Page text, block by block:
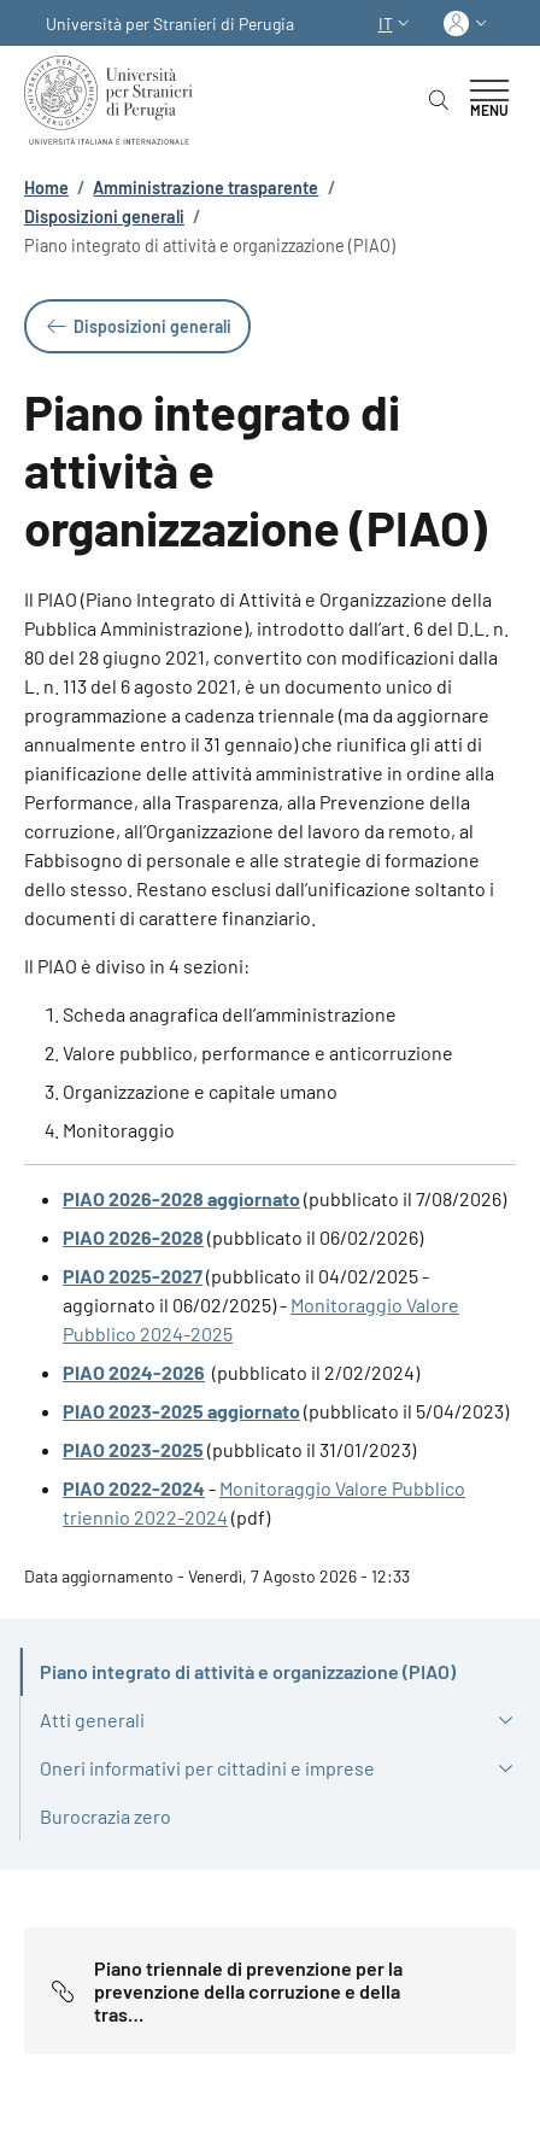
Università per Stranieri di Perugia
SELETTORE LINGUA:
IT
MENU
Briciole di pane
Home / Amministrazione trasparente /
Disposizioni generali /
Piano integrato di attività e organizzazione (PIAO)
Disposizioni generali
Piano integrato di
attività e
organizzazione (PIAO)
Il PIAO (Piano Integrato di Attività e Organizzazione della
Pubblica Amministrazione), introdotto dall’art. 6 del D.L. n.
80 del 28 giugno 2021, convertito con modificazioni dalla
L. n. 113 del 6 agosto 2021, è un documento unico di
programmazione a cadenza triennale (ma da aggiornare
annualmente entro il 31 gennaio) che riunifica gli atti di
pianificazione delle attività amministrative in ordine alla
Performance, alla Trasparenza, alla Prevenzione della
corruzione, all’Organizzazione del lavoro da remoto, al
Fabbisogno di personale e alle strategie di formazione
dello stesso. Restano esclusi dall’unificazione soltanto i
documenti di carattere finanziario.
Il PIAO è diviso in 4 sezioni:
Scheda anagrafica dell’amministrazione
Valore pubblico, performance e anticorruzione
Organizzazione e capitale umano
Monitoraggio
PIAO 2026-2028 aggiornato(pubblicato il 7/08/2026)
PIAO 2026-2028 (pubblicato il 06/02/2026)
PIAO 2025-2027(pubblicato il 04/02/2025 -
aggiornato il 06/02/2025) - Monitoraggio Valore
Pubblico 2024-2025
PIAO 2024-2026 (pubblicato il 2/02/2024)
PIAO 2023-2025 aggiornato(pubblicato il 5/04/2023)
PIAO 2023-2025 (pubblicato il 31/01/2023)
PIAO 2022-2024 - Monitoraggio Valore Pubblico
triennio 2022-2024 (pdf)
Data aggiornamento - Venerdì, 7 Agosto 2026 - 12:33
Piano integrato di attività e organizzazione (PIAO)
Attivo
Atti generali
Oneri informativi per cittadini e imprese
Burocrazia zero
Piano triennale di prevenzione per la
prevenzione della corruzione e della
tras…